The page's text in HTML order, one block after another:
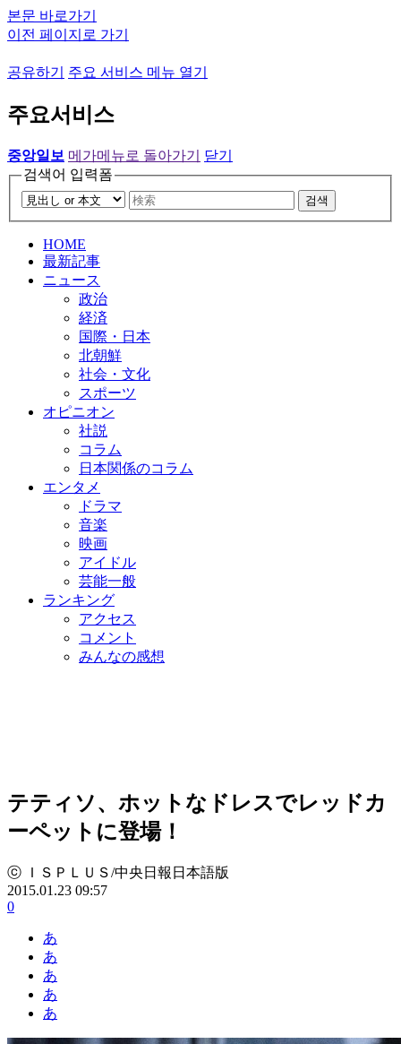
본문 바로가기
이전 페이지로 가기
공유하기 주요 서비스 메뉴 열기
주요서비스
중앙일보 메가메뉴로 돌아가기
닫기
검색어 입력폼
검색
HOME
最新記事
ニュース
政治
経済
国際・日本
北朝鮮
社会・文化
スポーツ
オピニオン
社説
コラム
日本関係のコラム
エンタメ
ドラマ
音楽
映画
アイドル
芸能一般
ランキング
アクセス
コメント
みんなの感想
テティソ、ホットなドレスでレッドカ
ーペットに登場！
ⓒ ＩＳＰＬＵＳ/中央日報日本語版
2015.01.23 09:57
0
あ
あ
あ
あ
あ